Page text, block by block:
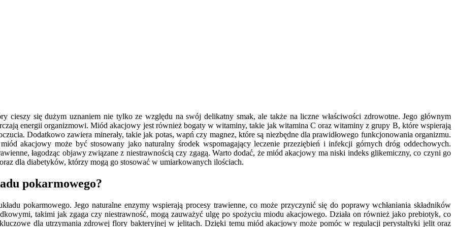
cieszy się dużym uznaniem nie tylko ze względu na swój delikatny smak, ale także na liczne właściwości zdrowotne. Jego głównym
energii organizmowi. Miód akacjowy jest również bogaty w witaminy, takie jak witamina C oraz witaminy z grupy B, które wspierają
Dodatkowo zawiera minerały, takie jak potas, wapń czy magnez, które są niezbędne dla prawidłowego funkcjonowania organizmu.
akacjowy może być stosowany jako naturalny środek wspomagający leczenie przeziębień i infekcji górnych dróg oddechowych.
łagodząc objawy związane z niestrawnością czy zgagą. Warto dodać, że miód akacjowy ma niski indeks glikemiczny, co czyni go
dla diabetyków, którzy mogą go stosować w umiarkowanych ilościach.
pokarmowego?
pokarmowego. Jego naturalne enzymy wspierają procesy trawienne, co może przyczynić się do poprawy wchłaniania składników
takimi jak zgaga czy niestrawność, mogą zauważyć ulgę po spożyciu miodu akacjowego. Działa on również jako prebiotyk, co
dla utrzymania zdrowej flory bakteryjnej w jelitach. Dzięki temu miód akacjowy może pomóc w regulacji perystaltyki jelit oraz